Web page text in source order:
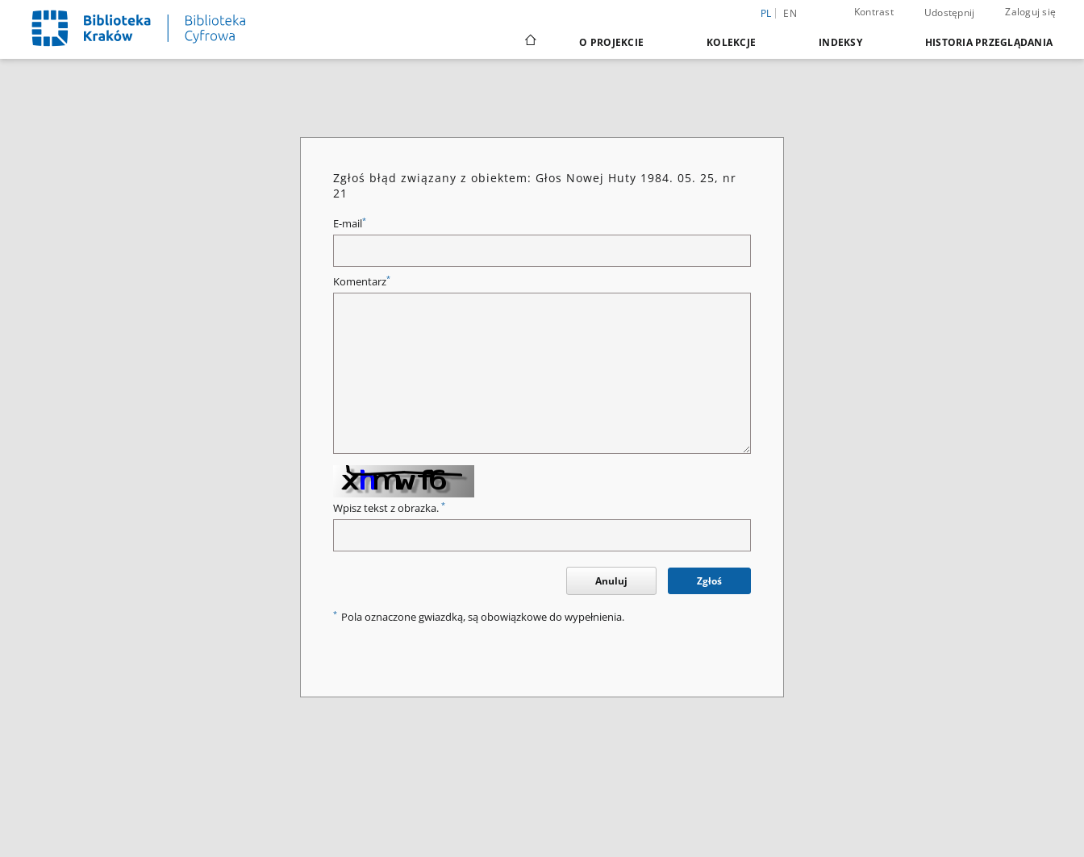
PL EN Kontrast Udostępnij Zaloguj się
O PROJEKCIE KOLEKCJE INDEKSY HISTORIA PRZEGLĄDANIA
Zgłoś błąd związany z obiektem: Głos Nowej Huty 1984. 05. 25, nr
21
E-mail*
Komentarz*
Wpisz tekst z obrazka. *
Anuluj Zgłoś
* Pola oznaczone gwiazdką, są obowiązkowe do wypełnienia.